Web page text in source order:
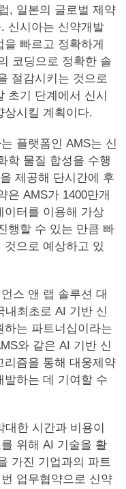
, 일본의 글로벌 제약
신시아는 신약개발
빠르고 정확하게
코딩으로 정확한 솔
절감시키는 것으로
초기 단계에서 신시
상시킬 계획이다.
플랫폼인 AMS는 신
학 물질 합성을 수행
제공해 단시간에 후
은 AMS가 1400만개
이터를 이용해 가상
행할 수 있는 만큼 빠
으로 예상하고 있
스 앤 랩 솔루션 대
내최초로 AI 기반 신
는 파트너십이라는
와 같은 AI 기반 신
리즘을 통해 대웅제약
발하는 데 기여할 수
대한 시간과 비용이
위해 AI 기술을 활
가진 기업과의 파트
업무협약으로 신약